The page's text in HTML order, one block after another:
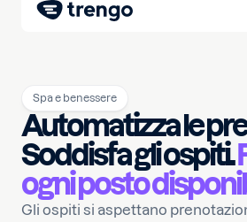
Spa e benessere
Automatizza le
Soddisfa gli ospiti.
ogni posto
Gli ospiti si aspettano